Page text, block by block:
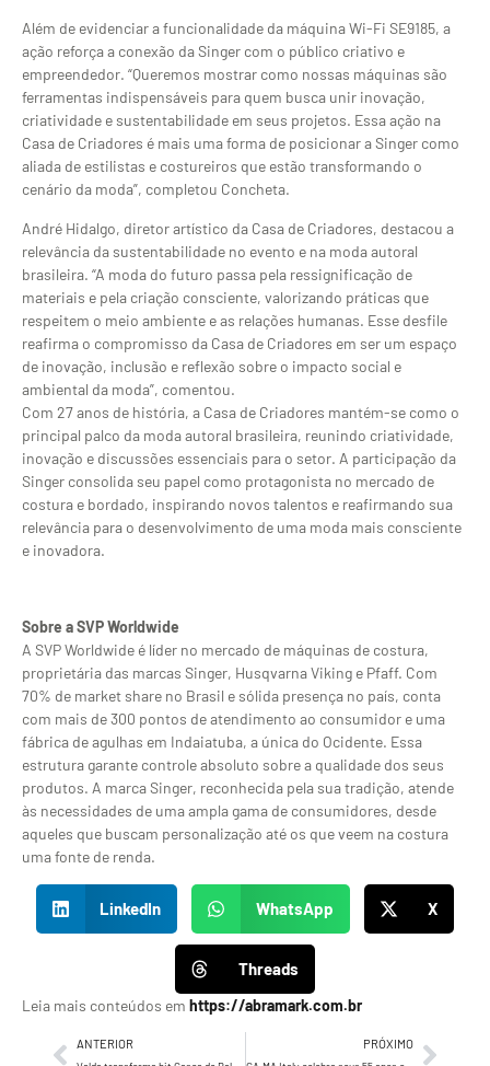
Além de evidenciar a funcionalidade da máquina Wi-Fi SE9185, a
ação reforça a conexão da Singer com o público criativo e
empreendedor. “Queremos mostrar como nossas máquinas são
ferramentas indispensáveis para quem busca unir inovação,
criatividade e sustentabilidade em seus projetos. Essa ação na
Casa de Criadores é mais uma forma de posicionar a Singer como
aliada de estilistas e costureiros que estão transformando o
cenário da moda”, completou Concheta.
André Hidalgo, diretor artístico da Casa de Criadores, destacou a
relevância da sustentabilidade no evento e na moda autoral
brasileira. “A moda do futuro passa pela ressignificação de
materiais e pela criação consciente, valorizando práticas que
respeitem o meio ambiente e as relações humanas. Esse desfile
reafirma o compromisso da Casa de Criadores em ser um espaço
de inovação, inclusão e reflexão sobre o impacto social e
ambiental da moda”, comentou.
Com 27 anos de história, a Casa de Criadores mantém-se como o
principal palco da moda autoral brasileira, reunindo criatividade,
inovação e discussões essenciais para o setor. A participação da
Singer consolida seu papel como protagonista no mercado de
costura e bordado, inspirando novos talentos e reafirmando sua
relevância para o desenvolvimento de uma moda mais consciente
e inovadora.
Sobre a SVP Worldwide
A SVP Worldwide é líder no mercado de máquinas de costura,
proprietária das marcas Singer, Husqvarna Viking e Pfaff. Com
70% de market share no Brasil e sólida presença no país, conta
com mais de 300 pontos de atendimento ao consumidor e uma
fábrica de agulhas em Indaiatuba, a única do Ocidente. Essa
estrutura garante controle absoluto sobre a qualidade dos seus
produtos. A marca Singer, reconhecida pela sua tradição, atende
às necessidades de uma ampla gama de consumidores, desde
aqueles que buscam personalização até os que veem na costura
uma fonte de renda.
LinkedIn WhatsApp X
Threads
Leia mais conteúdos em https://abramark.com.br
ANTERIOR PRÓXIMO